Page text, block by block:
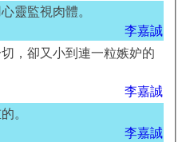
靈監視肉體。
李嘉誠
，卻又小到連一粒嫉妒的
李嘉誠
。
李嘉誠